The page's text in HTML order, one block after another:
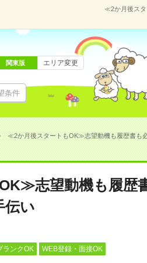
≪2か月後スタ
条件
関東版 エリア変更
≪2か月後スタートもOK≫志望動機も履歴書も
志望動機も履歴
伝い
ランクOK WEB登録・面接OK